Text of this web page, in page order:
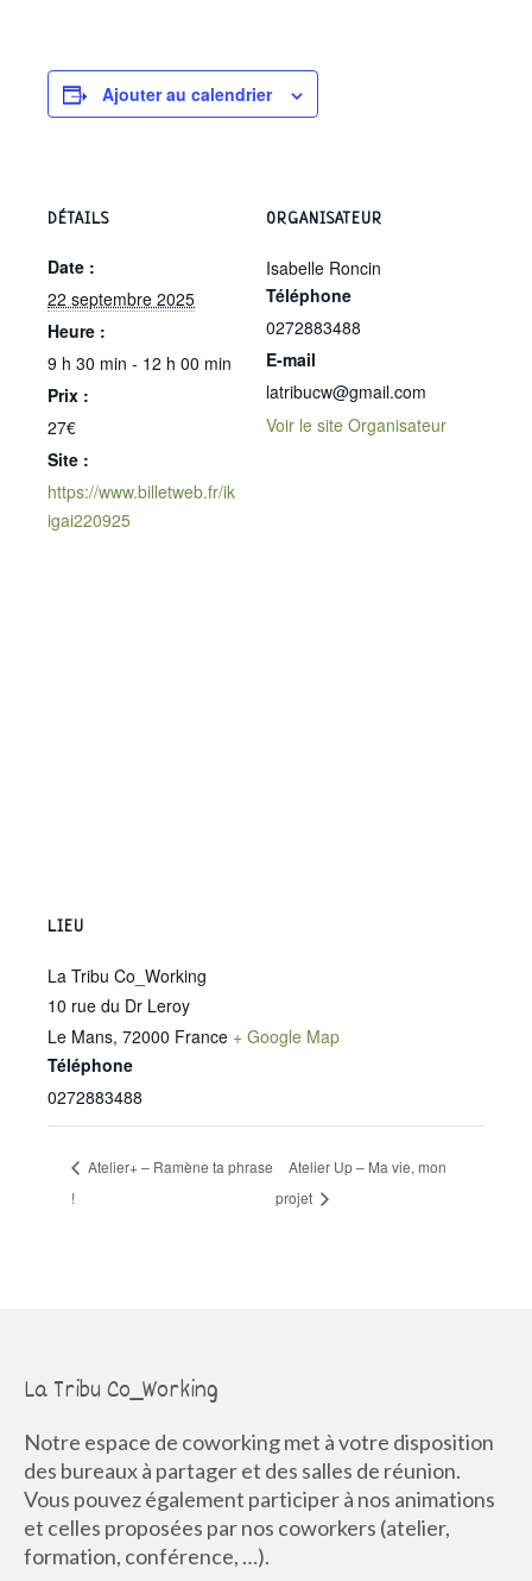
Ajouter au calendrier
DÉTAILS
Date :
22 septembre 2025
Heure :
9 h 30 min - 12 h 00 min
Prix :
27€
Site :
https://www.billetweb.fr/ik
igai220925
ORGANISATEUR
Isabelle Roncin
Téléphone
0272883488
E-mail
latribucw@gmail.com
Voir le site Organisateur
LIEU
La Tribu Co_Working
10 rue du Dr Leroy
Le Mans, 72000 France + Google Map
Téléphone
0272883488
Atelier+ – Ramène ta phrase
!
Atelier Up – Ma vie, mon
projet
La Tribu Co_Working
Notre espace de coworking met à votre disposition
des bureaux à partager et des salles de réunion.
Vous pouvez également participer à nos animations
et celles proposées par nos coworkers (atelier,
formation, conférence, …).